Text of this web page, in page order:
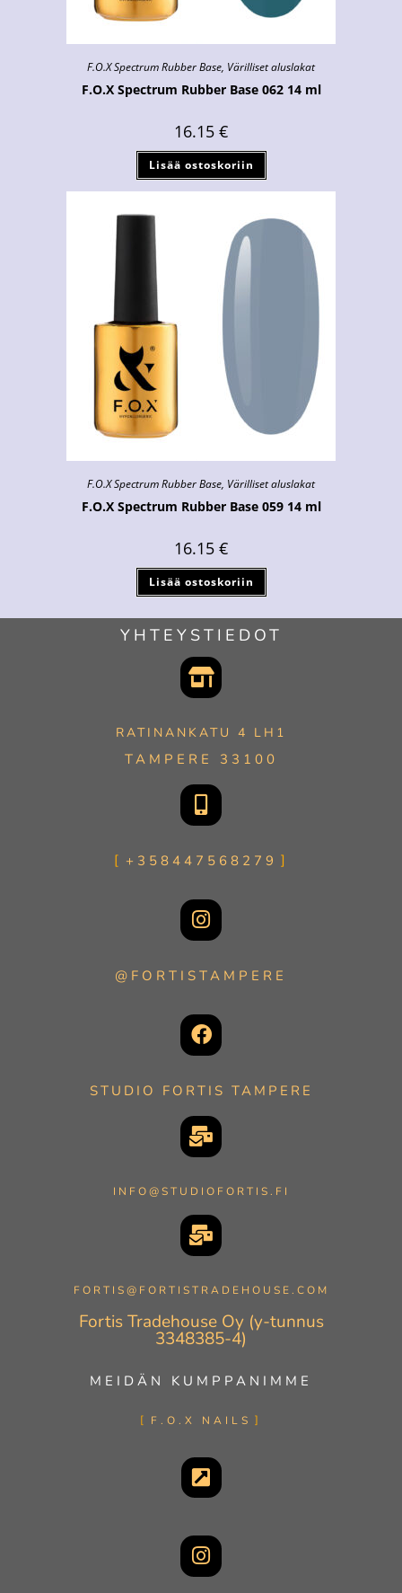
F.O.X Spectrum Rubber Base, Värilliset aluslakat
F.O.X Spectrum Rubber Base 062 14 ml
16.15 €
Lisää ostoskoriin
F.O.X Spectrum Rubber Base, Värilliset aluslakat
F.O.X Spectrum Rubber Base 059 14 ml
16.15 €
Lisää ostoskoriin
YHTEYSTIEDOT
RATINANKATU 4 LH1
TAMPERE 33100
+358447568279
@FORTISTAMPERE
STUDIO FORTIS TAMPERE
INFO@STUDIOFORTIS.FI
FORTIS@FORTISTRADEHOUSE.COM
Fortis Tradehouse Oy (y-tunnus
3348385-4)
MEIDÄN KUMPPANIMME
F.O.X NAILS